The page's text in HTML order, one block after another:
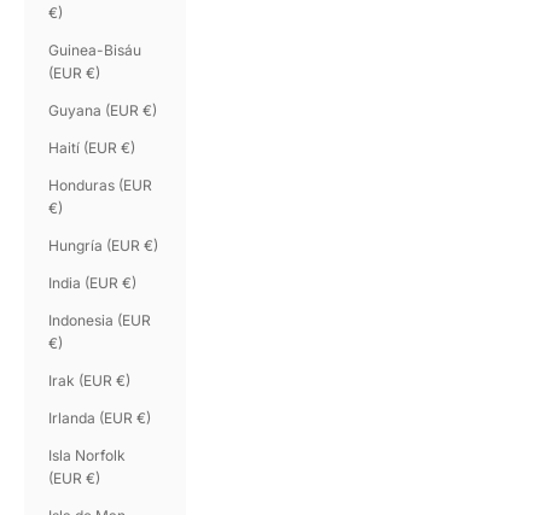
€)
Guinea-Bisáu
(EUR €)
Guyana (EUR €)
Haití (EUR €)
Honduras (EUR
€)
Hungría (EUR €)
India (EUR €)
Indonesia (EUR
€)
Irak (EUR €)
Irlanda (EUR €)
Isla Norfolk
(EUR €)